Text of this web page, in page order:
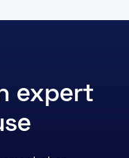
expert